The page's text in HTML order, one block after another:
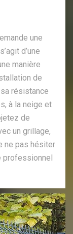
une
d’une
manière
de
résistance
à la neige et
de
un grillage,
ne pas hésiter
professionnel